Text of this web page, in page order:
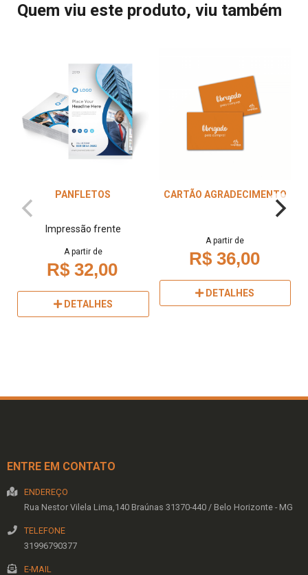
Quem viu este produto, viu também
PANFLETOS
Impressão frente
A partir de
R$ 32,00
DETALHES
CARTÃO AGRADECIMENTO
A partir de
R$ 36,00
DETALHES
ENTRE EM CONTATO
ENDEREÇO
Rua Nestor Vilela Lima,140 Braúnas 31370-440 / Belo Horizonte - MG
TELEFONE
31996790377
E-MAIL